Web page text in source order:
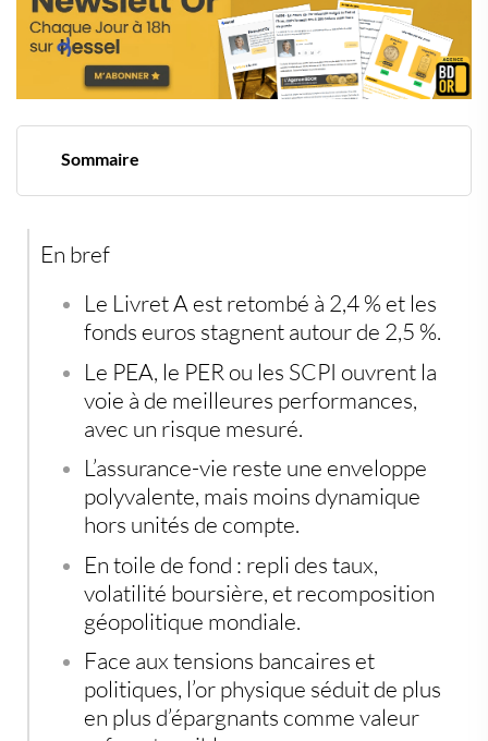
Sommaire
PEA : investir en actions dans un cadre fiscal allégé
SCPI : accès mutualisé à l’immobilier
Or physique : valeur refuge en temps de crise
En bref
Le Livret A est retombé à 2,4 %et les
fonds euros stagnent autour de 2,5 %.
Le PEA, le PER ou les SCPI ouvrent la
voie à de meilleures performances,
avec un risque mesuré.
L’assurance-vie reste une enveloppe
polyvalente, mais moins dynamique
hors unités de compte.
En toile de fond : repli des taux,
volatilité boursière, etrecomposition
géopolitique mondiale.
Face aux tensions bancaires et
politiques, l’or physique séduit de plus
en plus d’épargnants comme valeur